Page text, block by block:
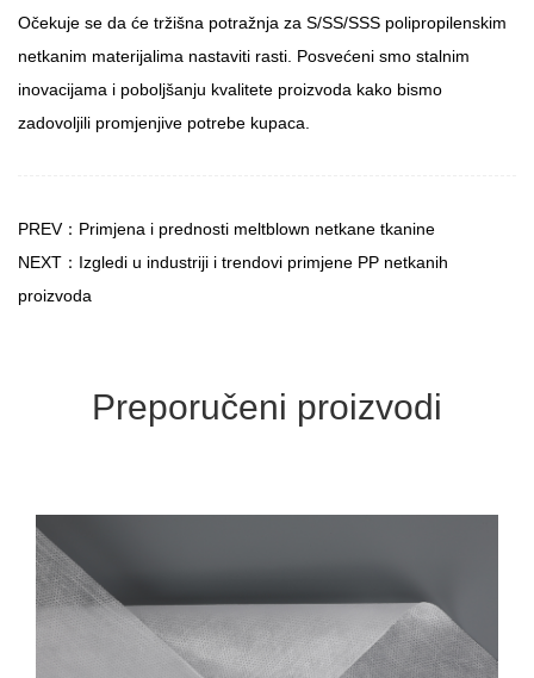
Očekuje se da će tržišna potražnja za S/SS/SSS polipropilenskim
netkanim materijalima nastaviti rasti. Posvećeni smo stalnim
inovacijama i poboljšanju kvalitete proizvoda kako bismo
zadovoljili promjenjive potrebe kupaca.
PREV：Primjena i prednosti meltblown netkane tkanine
NEXT：Izgledi u industriji i trendovi primjene PP netkanih
proizvoda
Preporučeni proizvodi